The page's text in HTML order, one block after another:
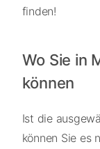
finden!
Wo Sie in
können
Ist die
können Sie es